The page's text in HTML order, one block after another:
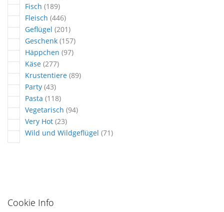
Cookie Info
Fisch 189Artikel
Fleisch 446Artikel
Geflügel 201Artikel
Geschenk 157Artikel
Häppchen 97Artikel
Käse 277Artikel
Krustentiere 89Artikel
Party 43Artikel
Pasta 118Artikel
Vegetarisch 94Artikel
Very Hot 23Artikel
Wild und Wildgeflügel 71Artikel